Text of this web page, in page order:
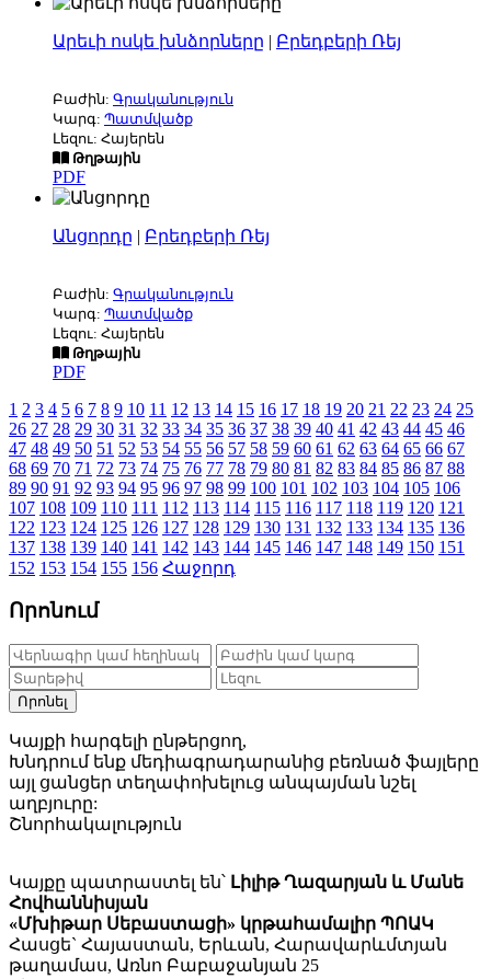
Արեւի ոսկե խնձորները | Բրեդբերի Ռեյ
Բաժին: Գրականություն
Կարգ: Պատմվածք
Լեզու: Հայերեն
Թղթային
PDF
Անցորդը | Բրեդբերի Ռեյ
Բաժին: Գրականություն
Կարգ: Պատմվածք
Լեզու: Հայերեն
Թղթային
PDF
1 2 3 4 5 6 7 8 9 10 11 12 13 14 15 16 17 18 19 20 21 22 23 24 25
26 27 28 29 30 31 32 33 34 35 36 37 38 39 40 41 42 43 44 45 46
47 48 49 50 51 52 53 54 55 56 57 58 59 60 61 62 63 64 65 66 67
68 69 70 71 72 73 74 75 76 77 78 79 80 81 82 83 84 85 86 87 88
89 90 91 92 93 94 95 96 97 98 99 100 101 102 103 104 105 106
107 108 109 110 111 112 113 114 115 116 117 118 119 120 121
122 123 124 125 126 127 128 129 130 131 132 133 134 135 136
137 138 139 140 141 142 143 144 145 146 147 148 149 150 151
152 153 154 155 156 Հաջորդ
Որոնում
Որոնել
Կայքի հարգելի ընթերցող,
Խնդրում ենք մեդիագրադարանից բեռնած ֆայլերը
այլ ցանցեր տեղափոխելուց անպայման նշել
աղբյուրը:
Շնորհակալություն
Կայքը պատրաստել են՝ Լիլիթ Ղազարյան և Մանե
Հովհաննիսյան
«Մխիթար Սեբաստացի» կրթահամալիր ՊՈԱԿ
Հասցե` Հայաստան, Երևան, Հարավարևմտյան
թաղամաս, Առնո Բաբաջանյան 25